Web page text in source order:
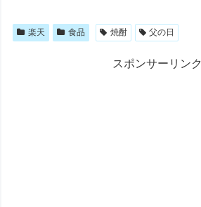
楽天 食品 焼酎 父の日
スポンサーリンク